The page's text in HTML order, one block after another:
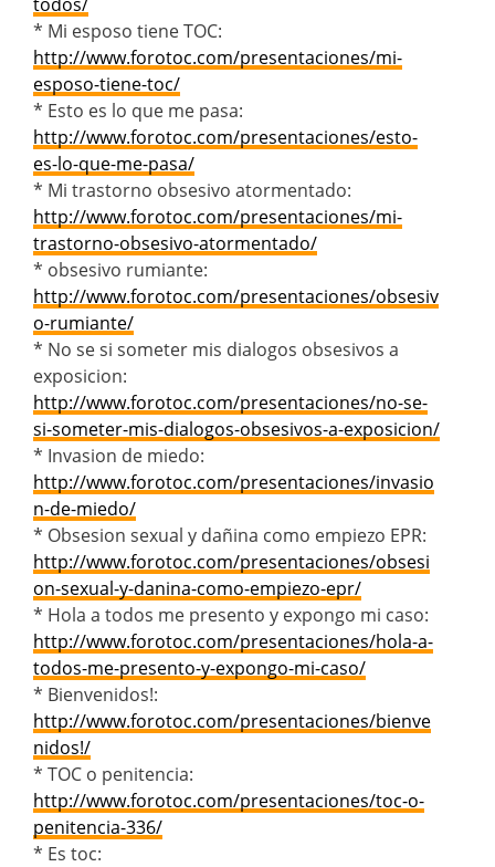
* Mi esposo tiene TOC:
http://www.forotoc.com/presentaciones/mi-
esposo-tiene-toc/
* Esto es lo que me pasa:
http://www.forotoc.com/presentaciones/esto-
es-lo-que-me-pasa/
* Mi trastorno obsesivo atormentado:
http://www.forotoc.com/presentaciones/mi-
trastorno-obsesivo-atormentado/
* obsesivo rumiante:
http://www.forotoc.com/presentaciones/obsesiv
o-rumiante/
* No se si someter mis dialogos obsesivos a
exposicion:
http://www.forotoc.com/presentaciones/no-se-
si-someter-mis-dialogos-obsesivos-a-exposicion/
* Invasion de miedo:
http://www.forotoc.com/presentaciones/invasio
n-de-miedo/
* Obsesion sexual y dañina como empiezo EPR:
http://www.forotoc.com/presentaciones/obsesi
on-sexual-y-danina-como-empiezo-epr/
* Hola a todos me presento y expongo mi caso:
http://www.forotoc.com/presentaciones/hola-a-
todos-me-presento-y-expongo-mi-caso/
* Bienvenidos!:
http://www.forotoc.com/presentaciones/bienve
nidos!/
* TOC o penitencia:
http://www.forotoc.com/presentaciones/toc-o-
penitencia-336/
* Es toc: